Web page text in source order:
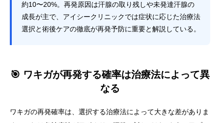
約10〜20%。再発原因は汗腺の取り残しや未発達汗腺の
成長が主で、アイシークリニックでは症状に応じた治療法
選択と術後ケアの徹底が再発予防に重要と解説している。
🎯 ワキガが再発する確率は治療法によって異
なる
ワキガの再発確率は、選択する治療法によって大きな差がありま